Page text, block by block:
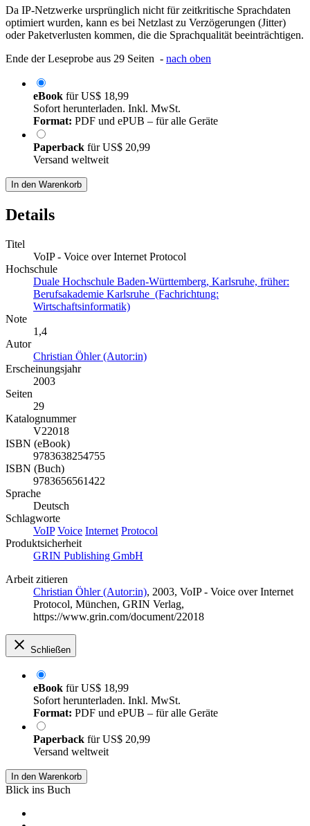
Da IP-Netzwerke ursprünglich nicht für zeitkritische Sprachdaten
optimiert wurden, kann es bei Netzlast zu Verzögerungen (Jitter)
oder Paketverlusten kommen, die die Sprachqualität beeinträchtigen.
Ende der Leseprobe aus 29 Seiten - nach oben
eBook fürUS$ 18,99
Sofort herunterladen. Inkl. MwSt.
Format: PDF und ePUB – für alle Geräte
Paperback fürUS$ 20,99
Versand weltweit
In den Warenkorb
Details
Titel
VoIP - Voice over Internet Protocol
Hochschule
Duale Hochschule Baden-Württemberg, Karlsruhe, früher:
Berufsakademie Karlsruhe (Fachrichtung:
Wirtschaftsinformatik)
Note
1,4
Autor
Christian Öhler (Autor:in)
Erscheinungsjahr
2003
Seiten
29
Katalognummer
V22018
ISBN (eBook)
9783638254755
ISBN (Buch)
9783656561422
Sprache
Deutsch
Schlagworte
VoIP Voice Internet Protocol
Produktsicherheit
GRIN Publishing GmbH
Arbeit zitieren
Christian Öhler (Autor:in), 2003, VoIP - Voice over Internet
Protocol, München, GRIN Verlag,
https://www.grin.com/document/22018
Schließen
eBook fürUS$ 18,99
Sofort herunterladen. Inkl. MwSt.
Format: PDF und ePUB – für alle Geräte
Paperback fürUS$ 20,99
Versand weltweit
In den Warenkorb
Blick ins Buch